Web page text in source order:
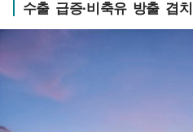
수출 급증·비축유 방출 겹